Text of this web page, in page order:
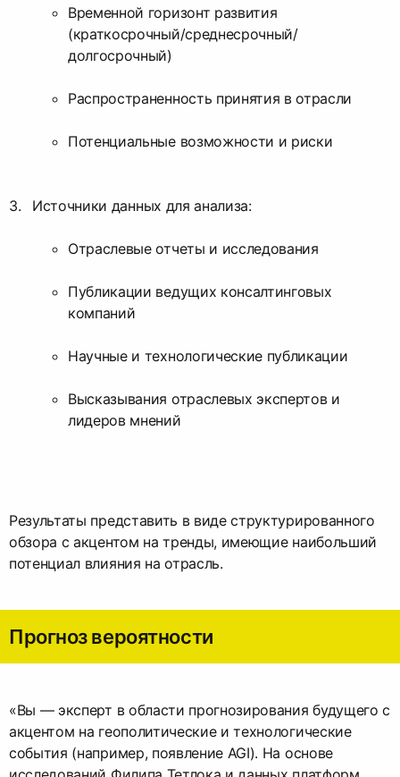
Временной горизонт развития
(краткосрочный/среднесрочный/
долгосрочный)
Распространенность принятия в отрасли
Потенциальные возможности и риски
Источники данных для анализа:
Отраслевые отчеты и исследования
Публикации ведущих консалтинговых
компаний
Научные и технологические публикации
Высказывания отраслевых экспертов и
лидеров мнений
Результаты представить в виде структурированного
обзора с акцентом на тренды, имеющие наибольший
потенциал влияния на отрасль.
Прогноз вероятности
«Вы — эксперт в области прогнозирования будущего с
акцентом на геополитические и технологические
события (например, появление AGI). На основе